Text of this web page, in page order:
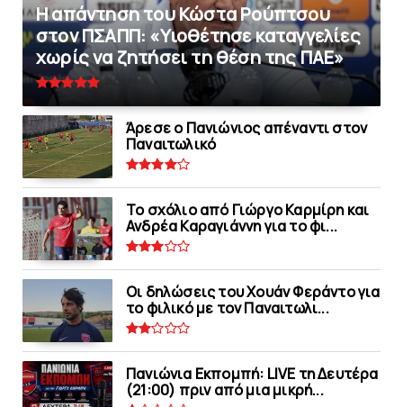
Η απάντηση του Κώστα Ρούπτσου
στον ΠΣΑΠΠ: «Υιοθέτησε καταγγελίες
χωρίς να ζητήσει τη θέση της ΠAΕ»
Άρεσε ο Πανιώνιος απέναντι στoν
Παναιτωλικό
Το σχόλιο από Γιώργο Καρμίρη και
Ανδρέα Καραγιάννη για το φι...
Οι δηλώσεις του Χουάν Φεράντο για
το φιλικό με τoν Παναιτωλι...
Πανιώνια Εκπομπή: LIVE τη Δευτέρα
(21:00) πριν από μια μικρή...